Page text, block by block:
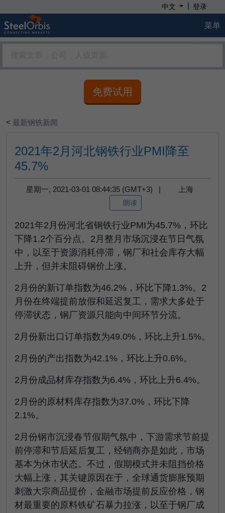
中文 | 登录
菜单
免费试用
< 最新钢铁新闻
2021年2月河北钢铁行业PMI降至
45.7%
星期一, 2021-03-01 08:44:35 (GMT+3) | 上海
朗读
2021年2月份河北省钢铁行业PMI为45.7%，环比
下降1.2个百分点。2月整月市场沉浸在节日气氛
中，以至于资源消耗停滞，钢厂和社会库存大幅
上升，但并未阻碍钢价上涨。
2月份的新订单指数为46.2%，环比下降1.3%。2
月份在终端提前放假和延迟复工，需求大多处于
停滞状态，钢厂资源只能向中间环节分流。
2月份新出口订单指数为49.0%，环比上升1.5%。
2月份的产出指数为42.1%，环比上升0.6%。
2月份成品材库存指数为6.4%，环比上升6.4%。
2月份的原材料库存指数为37.0%，环比下降
2.1%。
2月份钢市沉浸春节假期气氛中，下游需求节前提
前停滞和节后延后复工，经销商亦是如此，市场
基本为休市状态。不过，假期模式并未阻挡价格
大幅上涨，其关键原因在于，全球通货膨胀预期
刺激大宗商品提价，金融市场提前反应价格，钢
材最重要的原料铁矿石暴力拉涨，以至于钢厂成